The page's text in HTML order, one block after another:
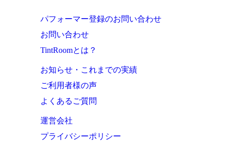
パフォーマー登録のお問い合わせ
お問い合わせ
TintRoomとは？
お知らせ・これまでの実績
ご利用者様の声
よくあるご質問
運営会社
プライバシーポリシー